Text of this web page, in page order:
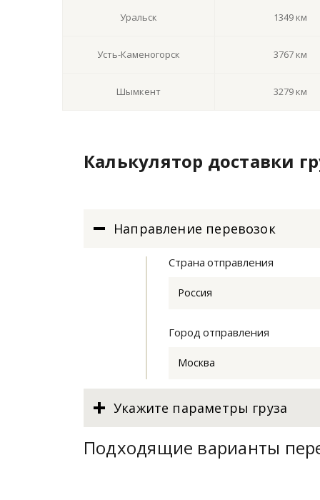
Уральск 1349 км
Усть-Каменогорск 3767 км
Шымкент 3279 км
Калькулятор доставки
Направление перевозок
Страна отправления
Россия
Город отправления
Москва
Укажите параметры груза
Подходящие варианты